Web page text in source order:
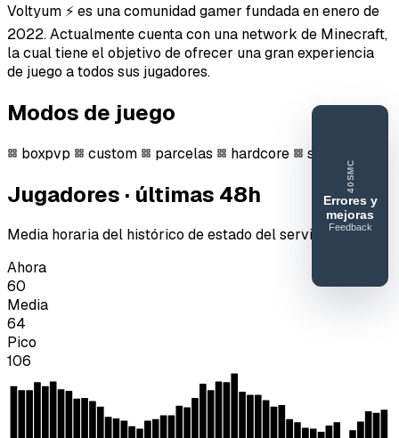
Voltyum ⚡ es una comunidad gamer fundada en enero de
2022. Actualmente cuenta con una network de Minecraft,
la cual tiene el objetivo de ofrecer una gran experiencia
de juego a todos sus jugadores.
Modos de juego
boxpvp custom parcelas hardcore survival
Jugadores · últimas 48h
Media horaria del histórico de estado del servidor.
Ahora
60
Media
64
Pico
106
40SMC
Errores y
mejoras
Feedback
40SERVIDORESMC